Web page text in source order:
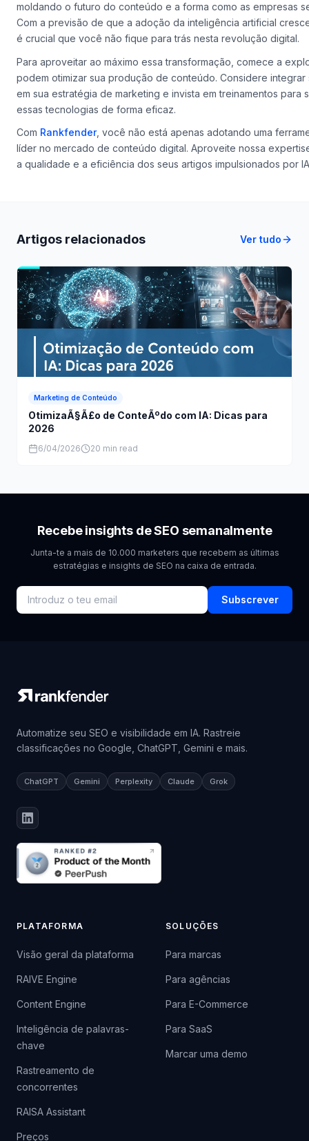
moldando o futuro do conteúdo e a forma como as empresas
Com a previsão de que a adoção da inteligência artificial
é crucial que você não fique para trás nesta revolução digital.
Para aproveitar ao máximo essa transformação, comece a
podem otimizar sua produção de conteúdo. Considere
em sua estratégia de marketing e invista em treinamentos para
essas tecnologias de forma eficaz.
Com Rankfender, você não está apenas adotando uma
líder no mercado de conteúdo digital. Aproveite nossa
a qualidade e a eficiência dos seus artigos impulsionados por
Artigos relacionados Ver tudo
Marketing de Conteúdo
OtimizaÃ§Ã£o de ConteÃºdo com IA: Dicas para
2026
6/04/2026 20 min read
Recebe insights de SEO semanalmente
Junta-te a mais de 10.000 marketers que recebem as últimas
estratégias e insights de SEO na caixa de entrada.
Subscrever
Automatize seu SEO e visibilidade em IA. Rastreie
classificações no Google, ChatGPT, Gemini e mais.
ChatGPT Gemini Perplexity Claude Grok
PLATAFORMA
Visão geral da plataforma
RAIVE Engine
Content Engine
Inteligência de palavras-
chave
Rastreamento de
concorrentes
RAISA Assistant
Preços
SOLUÇÕES
Para marcas
Para agências
Para E-Commerce
Para SaaS
Marcar uma demo